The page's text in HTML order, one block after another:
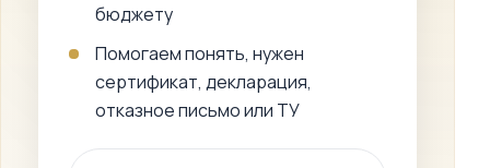
бюджету
Помогаем понять, нужен
сертификат, декларация,
отказное письмо или ТУ